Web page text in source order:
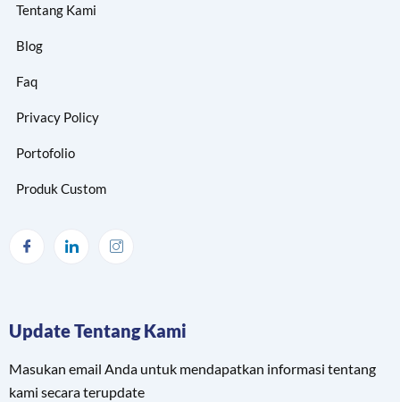
Tentang Kami
Blog
Faq
Privacy Policy
Portofolio
Produk Custom
Update Tentang Kami
Masukan email Anda untuk mendapatkan informasi tentang
kami secara terupdate